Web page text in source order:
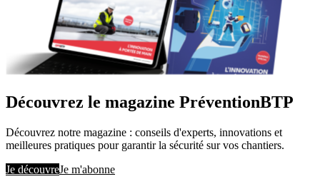
Découvrez le magazine PréventionBTP
Découvrez notre magazine : conseils d'experts, innovations et
meilleures pratiques pour garantir la sécurité sur vos chantiers.
Je découvreJe m'abonne